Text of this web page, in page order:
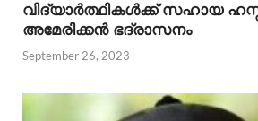
വിദ്യാർത്ഥികൾക്ക് സഹായ
അമേരിക്കൻ ഭദ്രാസനം
September 26, 2023